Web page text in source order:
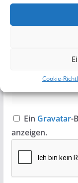
Cookie-
E-Mail-Adresse*
Ein Gravatar-
anzeigen.